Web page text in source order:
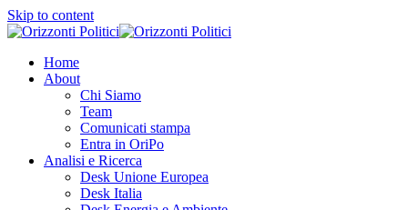
Skip to content
Home
About
Chi Siamo
Team
Comunicati stampa
Entra in OriPo
Analisi e Ricerca
Desk Unione Europea
Desk Italia